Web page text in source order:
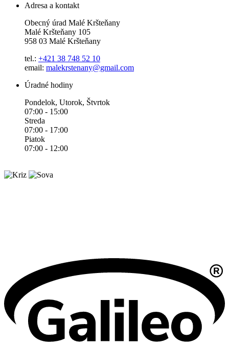
Adresa a kontakt
Obecný úrad Malé Kršteňany
Malé Kršteňany 105
958 03 Malé Kršteňany
tel.: +421 38 748 52 10
email: malekrstenany@gmail.com
Úradné hodiny
Pondelok, Utorok, Štvrtok
07:00 - 15:00
Streda
07:00 - 17:00
Piatok
07:00 - 12:00